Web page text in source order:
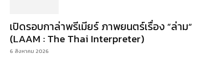
เปิดรอบกาล่าพรีเมียร์ ภาพยนตร์เรื่อง ”ล่าม“
(LAAM : The Thai Interpreter)
6 สิงหาคม 2026